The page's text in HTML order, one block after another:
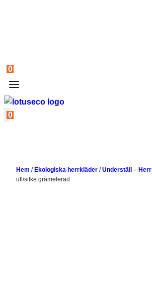
0
0
Hem / Ekologiska herrkläder /Underställ – Herr
ull/silke gråmelerad